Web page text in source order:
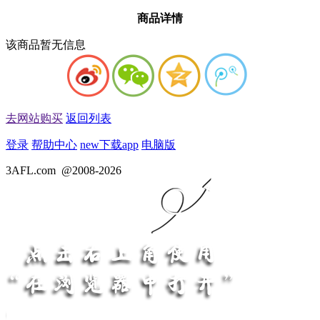
商品详情
该商品暂无信息
去网站购买 返回列表
登录 帮助中心 new下载app 电脑版
3AFL.com @2008-2026